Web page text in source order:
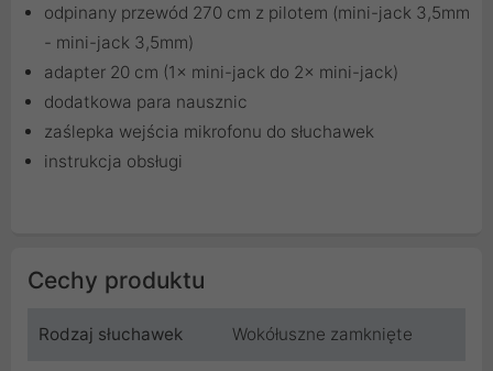
odpinany przewód 270 cm z pilotem (mini-jack 3,5mm
- mini-jack 3,5mm)
adapter 20 cm (1× mini-jack do 2× mini-jack)
dodatkowa para nausznic
zaślepka wejścia mikrofonu do słuchawek
instrukcja obsługi
Cechy produktu
Rodzaj słuchawek Wokółuszne zamknięte